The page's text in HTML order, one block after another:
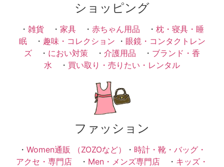
ショッピング
・ 雑貨 ・ 家具 ・ 赤ちゃん用品 ・ 枕・寝具・睡
眠・ 趣味・コレクション ・ 眼鏡・コンタクトレン
ズ ・ におい対策 ・ 介護用品 ・ ブランド・香
水 ・ 買い取り・売りたい・レンタル
ファッション
・ Women通販 （ZOZOなど） ・ 時計・靴・バッグ・
アクセ・専門店 ・ Men・メンズ専門店 ・ キッズ・